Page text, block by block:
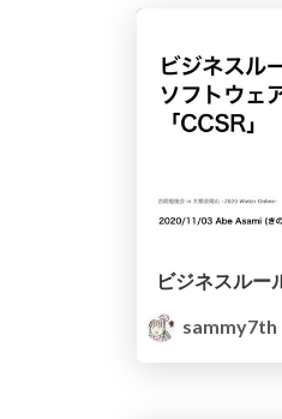
sammy7th